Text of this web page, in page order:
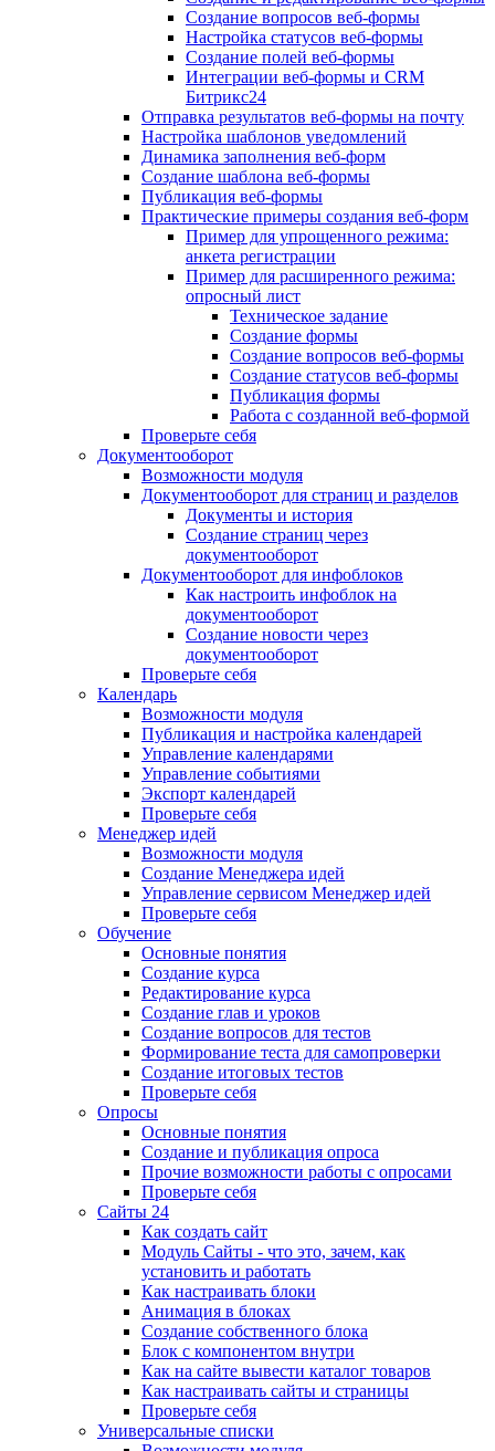
Создание вопросов веб-формы
Настройка статусов веб-формы
Создание полей веб-формы
Интеграции веб-формы и CRM
Битрикс24
Отправка результатов веб-формы на почту
Настройка шаблонов уведомлений
Динамика заполнения веб-форм
Создание шаблона веб-формы
Публикация веб-формы
Практические примеры создания веб-форм
Пример для упрощенного режима:
анкета регистрации
Пример для расширенного режима:
опросный лист
Техническое задание
Создание формы
Создание вопросов веб-формы
Создание статусов веб-формы
Публикация формы
Работа с созданной веб-формой
Проверьте себя
Документооборот
Возможности модуля
Документооборот для страниц и разделов
Документы и история
Создание страниц через
документооборот
Документооборот для инфоблоков
Как настроить инфоблок на
документооборот
Создание новости через
документооборот
Проверьте себя
Календарь
Возможности модуля
Публикация и настройка календарей
Управление календарями
Управление событиями
Экспорт календарей
Проверьте себя
Менеджер идей
Возможности модуля
Создание Менеджера идей
Управление сервисом Менеджер идей
Проверьте себя
Обучение
Основные понятия
Создание курса
Редактирование курса
Создание глав и уроков
Создание вопросов для тестов
Формирование теста для самопроверки
Создание итоговых тестов
Проверьте себя
Опросы
Основные понятия
Создание и публикация опроса
Прочие возможности работы с опросами
Проверьте себя
Сайты 24
Как создать сайт
Модуль Сайты - что это, зачем, как
установить и работать
Как настраивать блоки
Анимация в блоках
Создание собственного блока
Блок с компонентом внутри
Как на сайте вывести каталог товаров
Как настраивать сайты и страницы
Проверьте себя
Универсальные списки